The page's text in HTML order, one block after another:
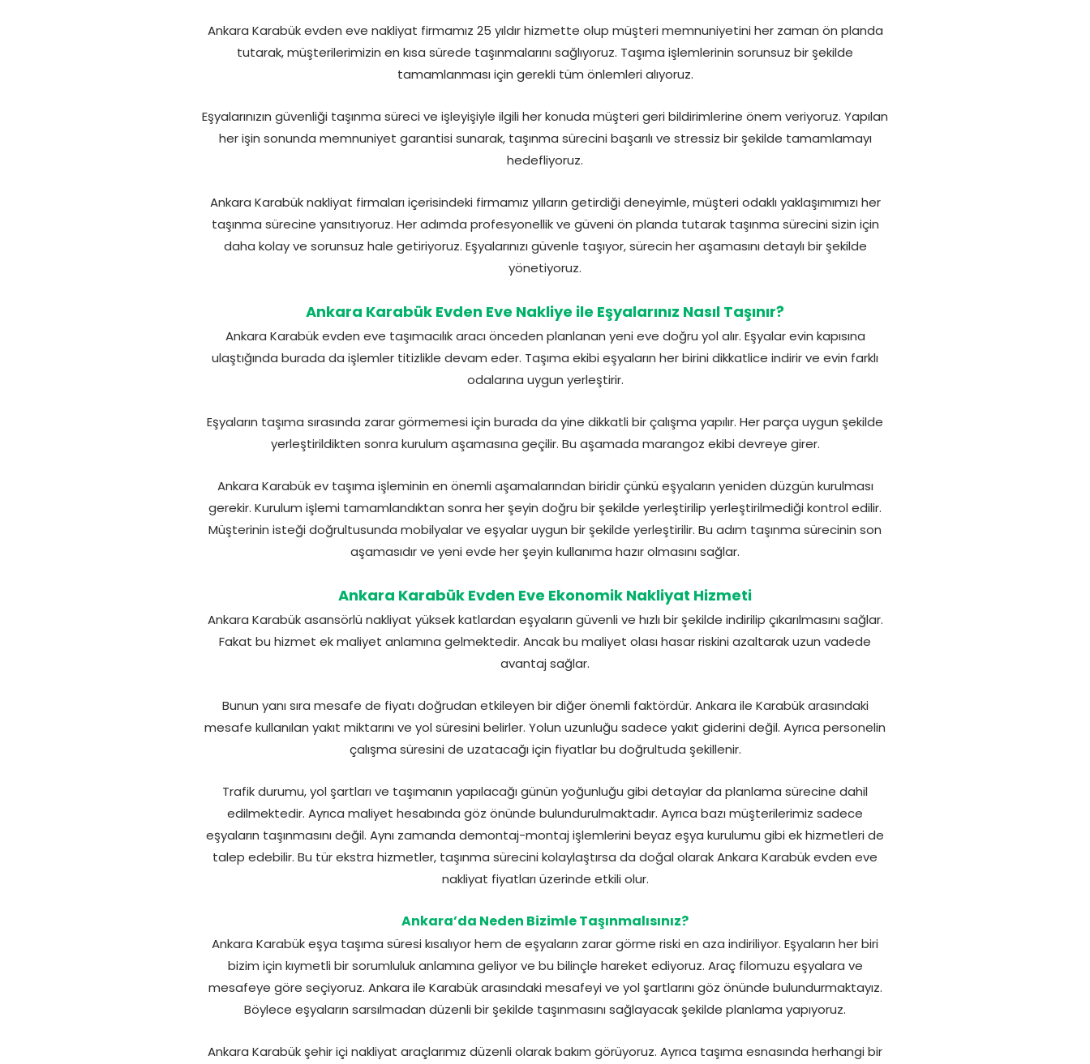
Ankara Karabük evden eve nakliyat firmamız 25 yıldır hizmette olup müşteri memnuniyetini her zaman ön planda
tutarak, müşterilerimizin en kısa sürede taşınmalarını sağlıyoruz. Taşıma işlemlerinin sorunsuz bir şekilde
tamamlanması için gerekli tüm önlemleri alıyoruz.
Eşyalarınızın güvenliği taşınma süreci ve işleyişiyle ilgili her konuda müşteri geri bildirimlerine önem veriyoruz. Yapılan
her işin sonunda memnuniyet garantisi sunarak, taşınma sürecini başarılı ve stressiz bir şekilde tamamlamayı
hedefliyoruz.
Ankara Karabük nakliyat firmaları içerisindeki firmamız yılların getirdiği deneyimle, müşteri odaklı yaklaşımımızı her
taşınma sürecine yansıtıyoruz. Her adımda profesyonellik ve güveni ön planda tutarak taşınma sürecini sizin için
daha kolay ve sorunsuz hale getiriyoruz. Eşyalarınızı güvenle taşıyor, sürecin her aşamasını detaylı bir şekilde
yönetiyoruz.
Ankara Karabük Evden Eve Nakliye ile Eşyalarınız Nasıl Taşınır?
Ankara Karabük evden eve taşımacılık aracı önceden planlanan yeni eve doğru yol alır. Eşyalar evin kapısına
ulaştığında burada da işlemler titizlikle devam eder. Taşıma ekibi eşyaların her birini dikkatlice indirir ve evin farklı
odalarına uygun yerleştirir.
Eşyaların taşıma sırasında zarar görmemesi için burada da yine dikkatli bir çalışma yapılır. Her parça uygun şekilde
yerleştirildikten sonra kurulum aşamasına geçilir. Bu aşamada marangoz ekibi devreye girer.
Ankara Karabük ev taşıma işleminin en önemli aşamalarından biridir çünkü eşyaların yeniden düzgün kurulması
gerekir. Kurulum işlemi tamamlandıktan sonra her şeyin doğru bir şekilde yerleştirilip yerleştirilmediği kontrol edilir.
Müşterinin isteği doğrultusunda mobilyalar ve eşyalar uygun bir şekilde yerleştirilir. Bu adım taşınma sürecinin son
aşamasıdır ve yeni evde her şeyin kullanıma hazır olmasını sağlar.
Ankara Karabük Evden Eve Ekonomik Nakliyat Hizmeti
Ankara Karabük asansörlü nakliyat yüksek katlardan eşyaların güvenli ve hızlı bir şekilde indirilip çıkarılmasını sağlar.
Fakat bu hizmet ek maliyet anlamına gelmektedir. Ancak bu maliyet olası hasar riskini azaltarak uzun vadede
avantaj sağlar.
Bunun yanı sıra mesafe de fiyatı doğrudan etkileyen bir diğer önemli faktördür. Ankara ile Karabük arasındaki
mesafe kullanılan yakıt miktarını ve yol süresini belirler. Yolun uzunluğu sadece yakıt giderini değil. Ayrıca personelin
çalışma süresini de uzatacağı için fiyatlar bu doğrultuda şekillenir.
Trafik durumu, yol şartları ve taşımanın yapılacağı günün yoğunluğu gibi detaylar da planlama sürecine dahil
edilmektedir. Ayrıca maliyet hesabında göz önünde bulundurulmaktadır. Ayrıca bazı müşterilerimiz sadece
eşyaların taşınmasını değil. Aynı zamanda demontaj-montaj işlemlerini beyaz eşya kurulumu gibi ek hizmetleri de
talep edebilir. Bu tür ekstra hizmetler, taşınma sürecini kolaylaştırsa da doğal olarak Ankara Karabük evden eve
nakliyat fiyatları üzerinde etkili olur.
Ankara’da Neden Bizimle Taşınmalısınız?
Ankara Karabük eşya taşıma süresi kısalıyor hem de eşyaların zarar görme riski en aza indiriliyor. Eşyaların her biri
bizim için kıymetli bir sorumluluk anlamına geliyor ve bu bilinçle hareket ediyoruz. Araç filomuzu eşyalara ve
mesafeye göre seçiyoruz. Ankara ile Karabük arasındaki mesafeyi ve yol şartlarını göz önünde bulundurmaktayız.
Böylece eşyaların sarsılmadan düzenli bir şekilde taşınmasını sağlayacak şekilde planlama yapıyoruz.
Ankara Karabük şehir içi nakliyat araçlarımız düzenli olarak bakım görüyoruz. Ayrıca taşıma esnasında herhangi bir